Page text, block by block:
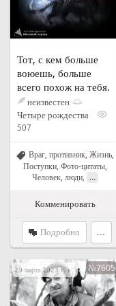
Тот, с кем больше
воюешь, больше
всего похож на тебя.
неизвестен
Четыре рождества
507
Враг, противник, Жизнь,
Поступки, Фото-цитаты,
Человек, люди, ...
Комменировать
Подробно ...
29 марта 2023 г. в 19:49№7605